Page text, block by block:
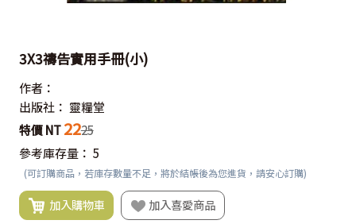
3X3禱告實用手冊(小)
作者：
出版社： 靈糧堂
特價 NT 2225
參考庫存量： 5
(可訂購商品，若庫存數量不足，將於結帳後為您進貨，請安心訂購)
加入購物車 加入喜愛商品